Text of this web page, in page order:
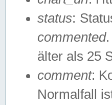
status:
commented.
älter als 25
comment:
Normalfall